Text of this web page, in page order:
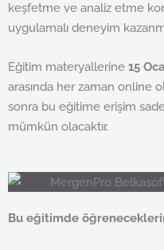
keşfetme ve analiz etme
uygulamalı deneyim
Eğitim materyallerine 15
arasında her zaman online
sonra bu eğitime erişim
mümkün olacaktır.
Bu eğitimde